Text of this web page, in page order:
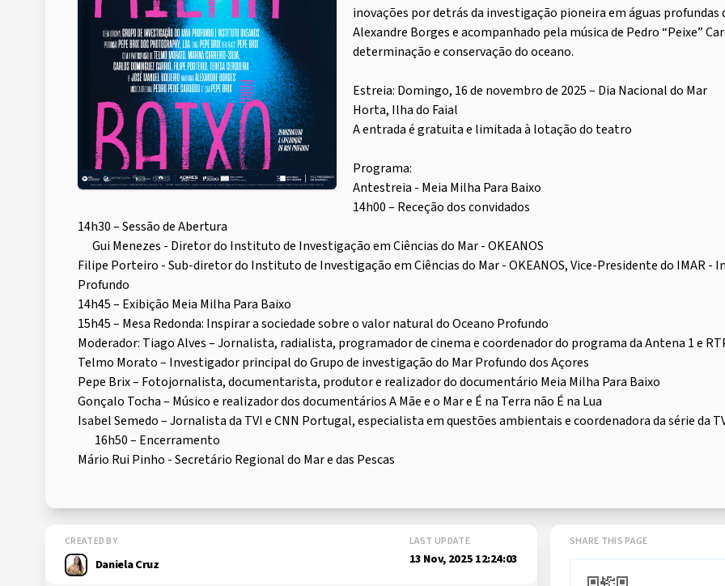
inovações por detrás da investigação pioneira em águas
Alexandre Borges e acompanhado pela música de Pedro “Peixe”
determinação e conservação do oceano.
Estreia: Domingo, 16 de novembro de 2025 – Dia Nacional do Mar
Horta, Ilha do Faial
A entrada é gratuita e limitada à lotação do teatro
Programa:
Antestreia - Meia Milha Para Baixo
14h00 – Receção dos convidados
14h30 – Sessão de Abertura
Gui Menezes - Diretor do Instituto de Investigação em Ciências do Mar - OKEANOS
Filipe Porteiro - Sub-diretor do Instituto de Investigação em Ciências do Mar - OKEANOS, Vice-Presidente do IMAR -
Profundo
14h45 – Exibição Meia Milha Para Baixo
15h45 – Mesa Redonda: Inspirar a sociedade sobre o valor natural do Oceano Profundo
Moderador: Tiago Alves – Jornalista, radialista, programador de cinema e coordenador do programa da Antena 1 e
Telmo Morato – Investigador principal do Grupo de investigação do Mar Profundo dos Açores
Pepe Brix – Fotojornalista, documentarista, produtor e realizador do documentário Meia Milha Para Baixo
Gonçalo Tocha – Músico e realizador dos documentários A Mãe e o Mar e É na Terra não É na Lua
Isabel Semedo – Jornalista da TVI e CNN Portugal, especialista em questões ambientais e coordenadora da série da
16h50 – Encerramento
Mário Rui Pinho - Secretário Regional do Mar e das Pescas
CREATED BY
Daniela Cruz
LAST UPDATE
13 Nov, 2025 12:24:03
SHARE THIS PAGE